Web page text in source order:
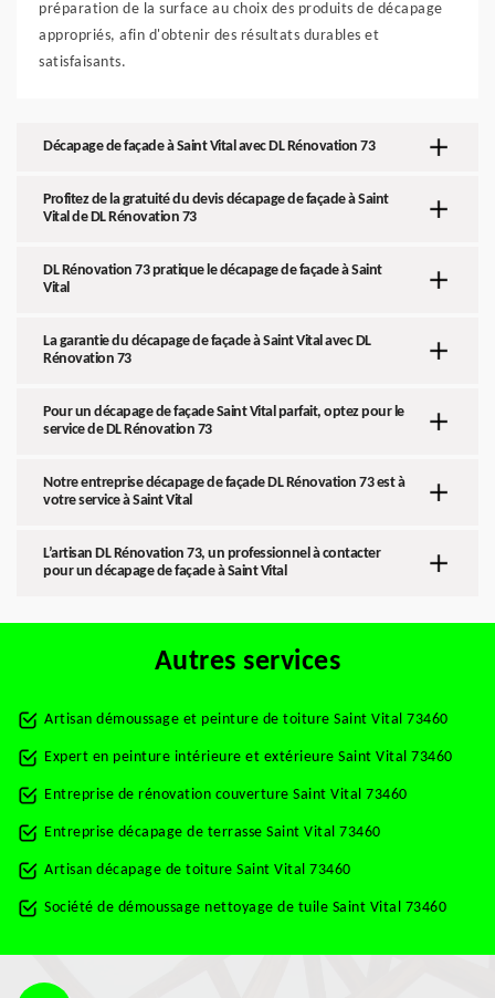
préparation de la surface au choix des produits de décapage
appropriés, afin d'obtenir des résultats durables et
satisfaisants.
Décapage de façade à Saint Vital avec DL Rénovation 73
Profitez de la gratuité du devis décapage de façade à Saint
Vital de DL Rénovation 73
DL Rénovation 73 pratique le décapage de façade à Saint
Vital
La garantie du décapage de façade à Saint Vital avec DL
Rénovation 73
Pour un décapage de façade Saint Vital parfait, optez pour le
service de DL Rénovation 73
Notre entreprise décapage de façade DL Rénovation 73 est à
votre service à Saint Vital
L’artisan DL Rénovation 73, un professionnel à contacter
pour un décapage de façade à Saint Vital
Autres services
Artisan démoussage et peinture de toiture Saint Vital 73460
Expert en peinture intérieure et extérieure Saint Vital 73460
Entreprise de rénovation couverture Saint Vital 73460
Entreprise décapage de terrasse Saint Vital 73460
Artisan décapage de toiture Saint Vital 73460
Société de démoussage nettoyage de tuile Saint Vital 73460